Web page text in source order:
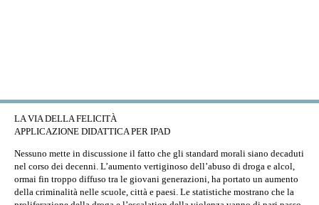
LA VIA DELLA FELICITÀ
APPLICAZIONE DIDATTICA PER IPAD
Nessuno mette in discussione il fatto che gli standard morali siano decaduti
nel corso dei decenni. L’aumento vertiginoso dell’abuso di droga e alcol,
ormai fin troppo diffuso tra le giovani generazioni, ha portato un aumento
della criminalità nelle scuole, città e paesi. Le statistiche mostrano che la